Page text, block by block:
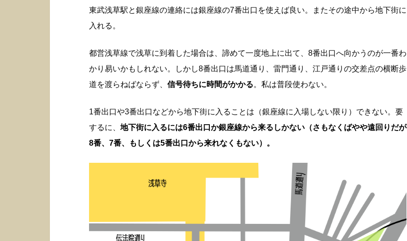
東武浅草駅と銀座線の連絡には銀座線の7番出口を使えば良い。またその途中から地下街に
入れる。
都営浅草線で浅草に到着した場合は、諦めて一度地上に出て、8番出口へ向かうのが一番わ
かり易いかもしれない。しかし8番出口は馬道通り、雷門通り、江戸通りの交差点の横断歩
道を渡らねばならず、 信号待ちに時間がかかる。私は普段使わない。
1番出口や3番出口などから地下街に入ることは（銀座線に入場しない限り）できない。要
するに、 地下街に入るには6番出口か銀座線から来るしかない（さもなくばやや遠回りだが
8番、7番、もしくは5番出口から来れなくもない）。